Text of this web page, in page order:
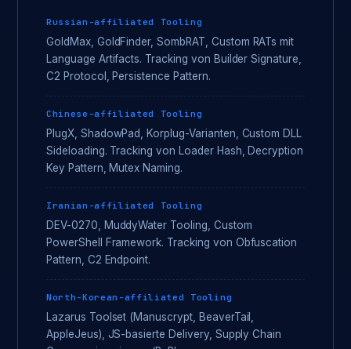
Russian-affiliated Tooling
GoldMax, GoldFinder, SombRAT, Custom RATs mit
Language Artifacts. Tracking von Builder Signature,
C2 Protocol, Persistence Pattern.
Chinese-affiliated Tooling
PlugX, ShadowPad, Korplug-Varianten, Custom DLL
Sideloading. Tracking von Loader Hash, Decryption
Key Pattern, Mutex Naming.
Iranian-affiliated Tooling
DEV-0270, MuddyWater Tooling, Custom
PowerShell Framework. Tracking von Obfuscation
Pattern, C2 Endpoint.
North-Korean-affiliated Tooling
Lazarus Toolset (Manuscrypt, BeaverTail,
AppleJeus), JS-basierte Delivery, Supply Chain